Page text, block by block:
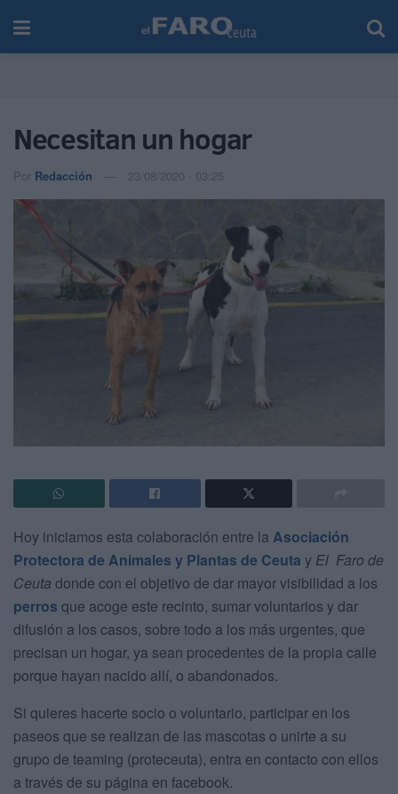
Necesitan un hogar
Por Redacción 23/08/2020 - 03:25
Hoy iniciamos esta colaboración entre la Asociación
Protectora de Animales y Plantas de Ceuta y El Faro de
Ceuta donde con el objetivo de dar mayor visibilidad a los
perros que acoge este recinto, sumar voluntarios y dar
difusión a los casos, sobre todo a los más urgentes, que
precisan un hogar, ya sean procedentes de la propia calle
porque hayan nacido allí, o abandonados.
Si quieres hacerte socio o voluntario, participar en los
paseos que se realizan de las mascotas o unirte a su
grupo de teaming (proteceuta), entra en contacto con ellos
a través de su página en facebook.